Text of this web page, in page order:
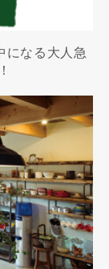
になる大人急